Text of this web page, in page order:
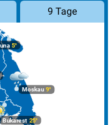
9 Tage
5°
Bukarest25°
Moskau 9°